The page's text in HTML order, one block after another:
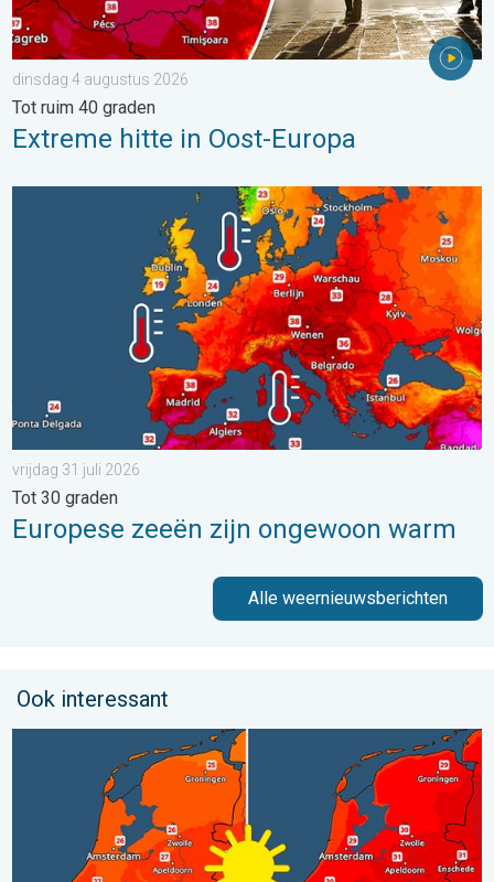
dinsdag 4 augustus 2026
Tot ruim 40 graden
Extreme hitte in Oost-Europa
Europese zeeën zijn ongewoon warm. Tot 30 graden. . .
vrijdag 31 juli 2026
Tot 30 graden
Europese zeeën zijn ongewoon warm
Alle weernieuwsberichten
Ook interessant
Volop zon en zomerse warmte. Weekendweer. . . donderdag